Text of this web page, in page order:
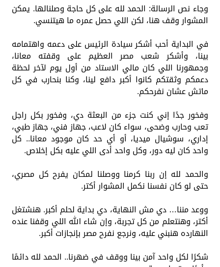
وجاء نص الرسالة: الحمد لله على كل حاجة وصلنالها. يمكن
المشوار وقف هنا، لكن اللي حصل عمره ما هيتنسي.
في البداية أحب أشكر سيادة الرئيس على دعمه واهتمامه
بينا، وأشكر شعب مصر العظيم على وقفته معانا،
وجمهورنا اللي كان مالي الاستاد من أول يوم لآخر لحظة
دعمكم وثقتكم كانوا أكبر دافع لينا، وكنا بنحارب في كل
ماتش عشان نفرحكم.
وفخور جدًا إني كنت جزء من البعثة دي، وفخور بكل راجل
تعب وحارب وضحى، سواء كان لاعب، جهاز فني، جهاز طبي،
إداري، سوشيال ميديا، أو أي حد كان موجود معانا.. كل
واحد كان ليه دور، وكل واحد أدى اللي عليه بكل إخلاص.
والحمد لله إن ربنا كرمنا ووصلنا لمكان يفرح كل مصري،
حتى لو كان نفسنا نكمل المشوار أكتر.
ووعد مننا… دي مش النهاية، دي بداية لحلم أكبر. هنشتغل
أكتر، وهنتعلم من كل تجربة، وإن شاء الله اللي وقفنا عنده
النهارده هنبني عليه، ونرجع نفرح مصر بإنجازات أكبر.
شكرًا لكل واحد آمن بينا ووقف في ضهرنا.. الحمد لله دائمًا